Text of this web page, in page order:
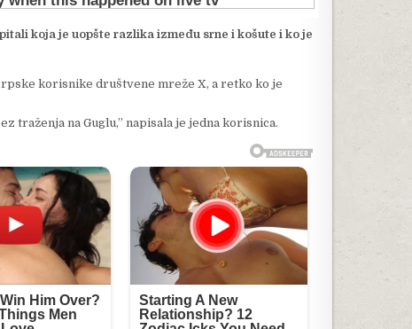
koja je uopšte razlika između srne i košute i ko je
korisnike društvene mreže X, a retko ko je
traženja na Guglu,” napisala je jedna korisnica.